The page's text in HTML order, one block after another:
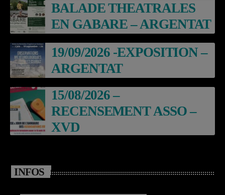
BALADE THEATRALES
EN GABARE – ARGENTAT
19/09/2026 -EXPOSITION –
ARGENTAT
15/08/2026 –
RECENSEMENT ASSO –
XVD
INFOS